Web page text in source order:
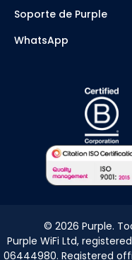
Soporte de Purple
WhatsApp
© 2026 Purple.
Purple WiFi Ltd,
06444980. Registered